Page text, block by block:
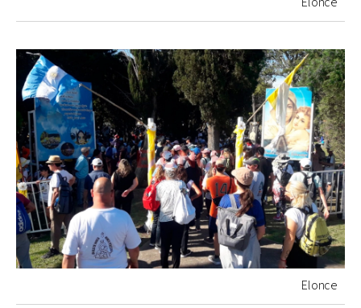
Elonce